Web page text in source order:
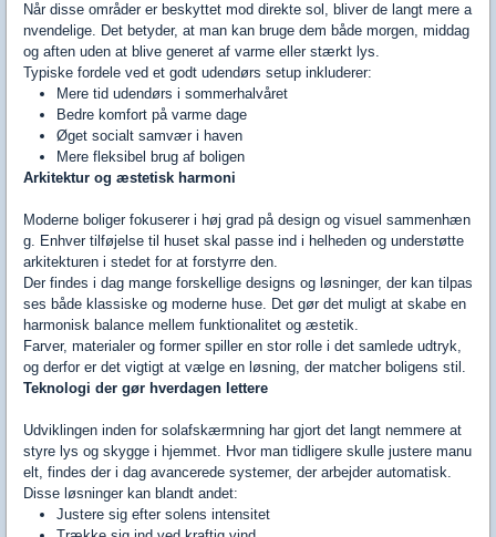
Når disse områder er beskyttet mod direkte sol, bliver de langt mere a
nvendelige. Det betyder, at man kan bruge dem både morgen, middag
og aften uden at blive generet af varme eller stærkt lys.
Typiske fordele ved et godt udendørs setup inkluderer:
Mere tid udendørs i sommerhalvåret
Bedre komfort på varme dage
Øget socialt samvær i haven
Mere fleksibel brug af boligen
Arkitektur og æstetisk harmoni
Moderne boliger fokuserer i høj grad på design og visuel sammenhæn
g. Enhver tilføjelse til huset skal passe ind i helheden og understøtte
arkitekturen i stedet for at forstyrre den.
Der findes i dag mange forskellige designs og løsninger, der kan tilpas
ses både klassiske og moderne huse. Det gør det muligt at skabe en
harmonisk balance mellem funktionalitet og æstetik.
Farver, materialer og former spiller en stor rolle i det samlede udtryk,
og derfor er det vigtigt at vælge en løsning, der matcher boligens stil.
Teknologi der gør hverdagen lettere
Udviklingen inden for solafskærmning har gjort det langt nemmere at
styre lys og skygge i hjemmet. Hvor man tidligere skulle justere manu
elt, findes der i dag avancerede systemer, der arbejder automatisk.
Disse løsninger kan blandt andet:
Justere sig efter solens intensitet